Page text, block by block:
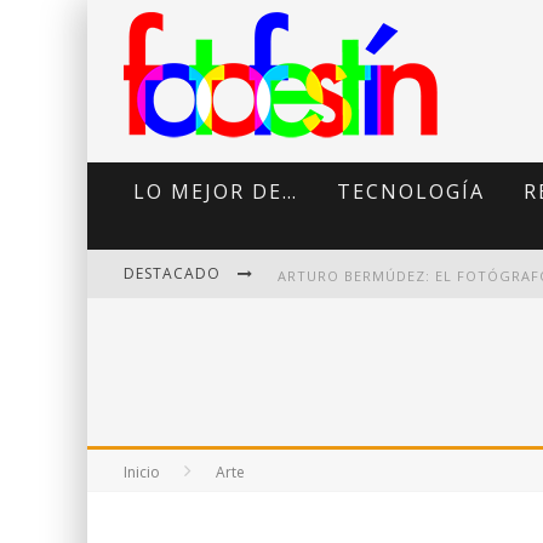
LO MEJOR DE… TECNOLOGÍA
DESTACADO
DI MARTINI: FOTOGRAFÍA
Inicio Arte